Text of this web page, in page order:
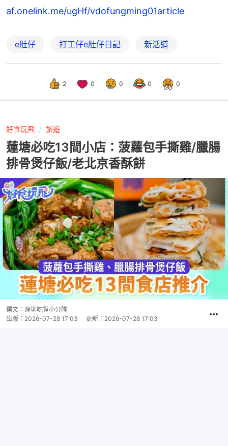
af.onelink.me/ugHf/vdofungming01article
e肚仔 打工仔e肚仔日記 新活道
2 0 0 0 0
好食玩飛 旅遊
蓮塘必吃13間小店：菠蘿包手撕雞/臘腸
排骨煲仔飯/老北京香酥餅
撰文： 深圳吃貨小分隊
出版： 2026-07-28 17:03 更新： 2026-07-28 17:03